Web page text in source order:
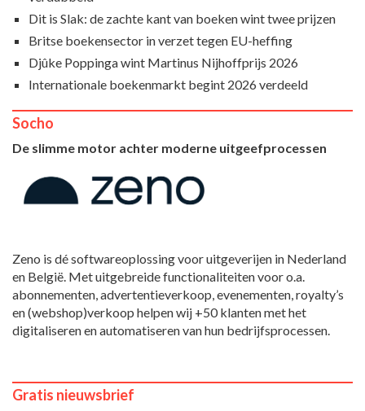
Dit is Slak: de zachte kant van boeken wint twee prijzen
Britse boekensector in verzet tegen EU-heffing
Djûke Poppinga wint Martinus Nijhoffprijs 2026
Internationale boekenmarkt begint 2026 verdeeld
Socho
De slimme motor achter moderne uitgeefprocessen
Zeno is dé softwareoplossing voor uitgeverijen in Nederland
en België. Met uitgebreide functionaliteiten voor o.a.
abonnementen, advertentieverkoop, evenementen, royalty’s
en (webshop)verkoop helpen wij +50 klanten met het
digitaliseren en automatiseren van hun bedrijfsprocessen.
Gratis nieuwsbrief